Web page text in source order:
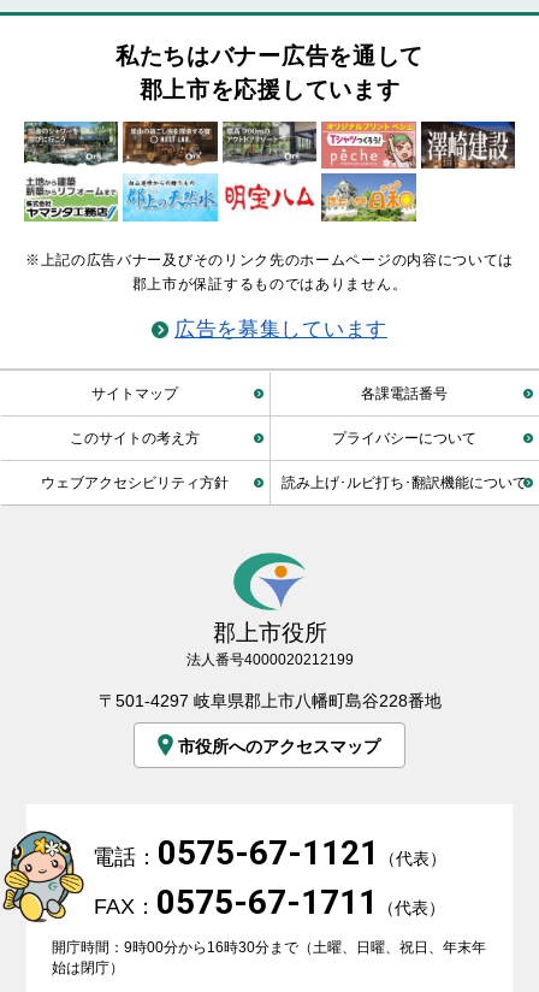
私たちはバナー広告を通して
郡上市を応援しています
※上記の広告バナー及びそのリンク先のホームページの内容については
郡上市が保証するものではありません。
広告を募集しています
サイトマップ 各課電話番号
このサイトの考え方 プライバシーについて
ウェブアクセシビリティ方針 読み上げ･ルビ打ち･翻訳機能について
郡上市役所
法人番号4000020212199
〒501-4297 岐阜県郡上市八幡町島谷228番地
市役所へのアクセスマップ
電話： 0575-67-1121 （代表）
FAX： 0575-67-1711 （代表）
開庁時間：9時00分から16時30分まで（土曜、日曜、祝日、年末年
始は閉庁）